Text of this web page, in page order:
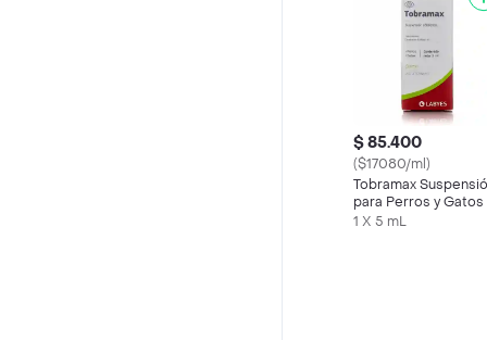
$ 85.400
($17080/ml)
Tobramax
para Perros y Gatos
mL)
1 X 5 mL